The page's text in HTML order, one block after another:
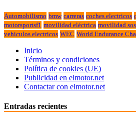
Automobilismo bmw carreras coches electricos
motorsportsf1 movilidad eléctrica movilidad
vehiculos electricos WEC World Endurance
Inicio
Términos y condiciones
Política de cookies (UE)
Publicidad en elmotor.net
Contactar con elmotor.net
Entradas recientes